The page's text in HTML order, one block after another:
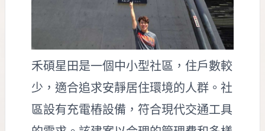
禾碩星田是一個中小型社區，住戶數較
少，適合追求安靜居住環境的人群。社
區設有充電樁設備，符合現代交通工具